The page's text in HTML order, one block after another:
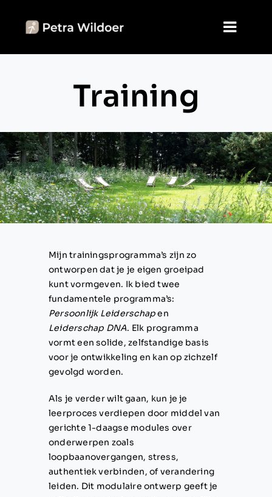
content
Agenda
Blog
Over mij
Training
Mijn trainingsprogramma’s zijn zo
ontworpen dat je je eigen groeipad
kunt vormgeven. Ik bied twee
fundamentele programma’s:
Persoonlijk Leiderschapen
Leiderschap DNA. Elk programma
vormt een solide, zelfstandige basis
voor je ontwikkeling en kan op zichzelf
gevolgd worden.
Als je verder wilt gaan, kun je je
leerproces verdiepen door middel van
gerichte 1-daagse modules over
onderwerpen zoals
loopbaanovergangen, stress,
authentiek verbinden, of verandering
leiden. Dit modulaire ontwerp geeft je